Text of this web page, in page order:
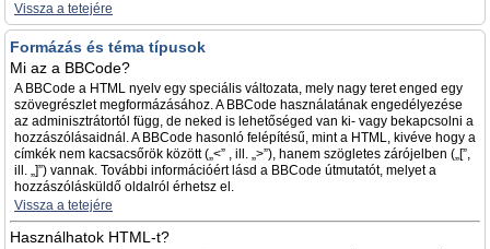
Vissza a tetejére
Formázás és téma típusok
Mi az a BBCode?
A BBCode a HTML nyelv egy speciális változata, mely nagy teret enged egy
szövegrészlet megformázásához. A BBCode használatának engedélyezése
az adminisztrátortól függ, de neked is lehetőséged van ki- vagy bekapcsolni a
hozzászólásaidnál. A BBCode hasonló felépítésű, mint a HTML, kivéve hogy a
címkék nem kacsacsőrök között („<” , ill. „>”), hanem szögletes zárójelben („[”,
ill. „]”) vannak. További információért lásd a BBCode útmutatót, melyet a
hozzászólásküldő oldalról érhetsz el.
Vissza a tetejére
Használhatok HTML-t?